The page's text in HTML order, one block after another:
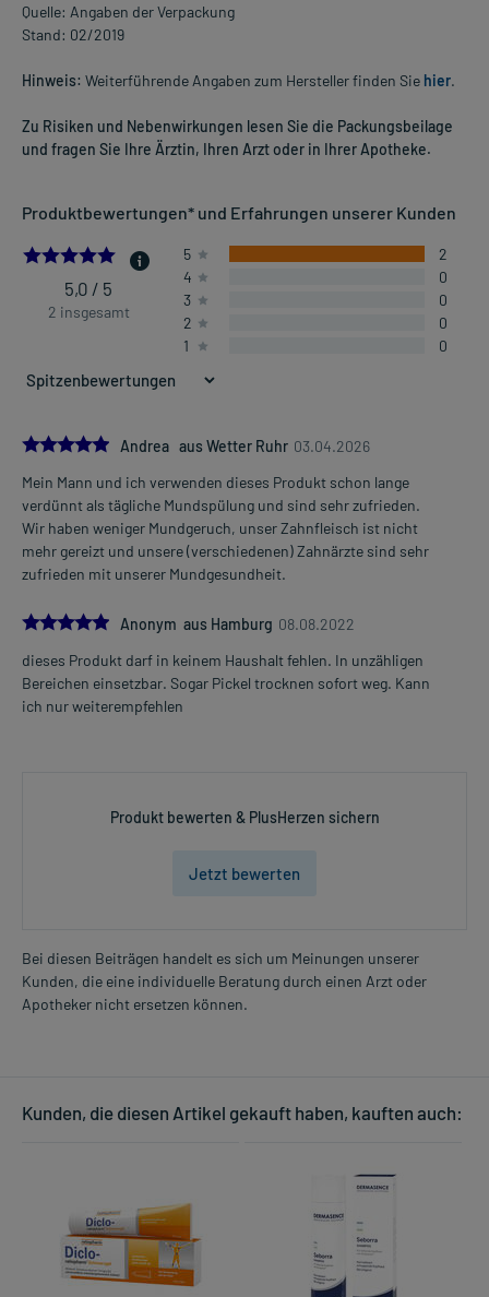
Quelle: Angaben der Verpackung
Stand: 02/2019
Hinweis: Weiterführende Angaben zum Hersteller finden Sie hier.
Zu Risiken und Nebenwirkungen lesen Sie die Packungsbeilage
und fragen Sie Ihre Ärztin, Ihren Arzt oder in Ihrer Apotheke.
Produktbewertungen* und Erfahrungen unserer Kunden
5.0
5,0 / 5
2 insgesamt
5
2
4
0
3
0
2
0
1
0
5.0Andrea aus Wetter Ruhr 03.04.2026
Mein Mann und ich verwenden dieses Produkt schon lange
verdünnt als tägliche Mundspülung und sind sehr zufrieden.
Wir haben weniger Mundgeruch, unser Zahnfleisch ist nicht
mehr gereizt und unsere (verschiedenen) Zahnärzte sind sehr
zufrieden mit unserer Mundgesundheit.
5.0Anonym aus Hamburg 08.08.2022
dieses Produkt darf in keinem Haushalt fehlen. In unzähligen
Bereichen einsetzbar. Sogar Pickel trocknen sofort weg. Kann
ich nur weiterempfehlen
Produkt bewerten & PlusHerzen sichern
Jetzt bewerten
Bei diesen Beiträgen handelt es sich um Meinungen unserer
Kunden, die eine individuelle Beratung durch einen Arzt oder
Apotheker nicht ersetzen können.
Kunden, die diesen Artikel gekauft haben, kauften auch: